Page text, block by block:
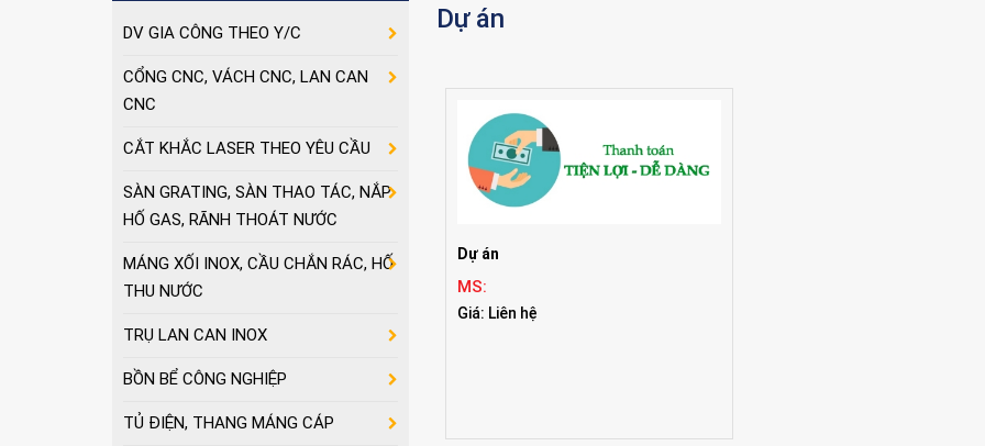
Dự án
Dự án
MS:
Giá: Liên hệ
DV GIA CÔNG THEO Y/C
CỔNG CNC, VÁCH CNC, LAN CAN
CNC
CẮT KHẮC LASER THEO YÊU CẦU
SÀN GRATING, SÀN THAO TÁC, NẮP
HỐ GAS, RÃNH THOÁT NƯỚC
MÁNG XỐI INOX, CẦU CHẮN RÁC, HỐ
THU NƯỚC
TRỤ LAN CAN INOX
BỒN BỂ CÔNG NGHIỆP
TỦ ĐIỆN, THANG MÁNG CÁP